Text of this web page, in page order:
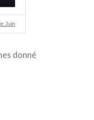
Juin
donné